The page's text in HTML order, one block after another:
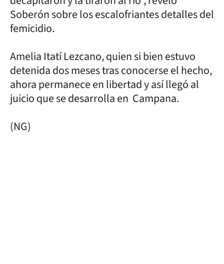
Soberón sobre los escalofriantes detalles del
femicidio.
Amelia Itatí Lezcano, quien si bien estuvo
detenida dos meses tras conocerse el hecho,
ahora permanece en libertad y así llegó al
juicio que se desarrolla en Campana.
(NG)